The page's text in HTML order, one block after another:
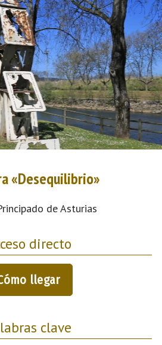
«Desequilibrio»
de Asturias
directo
llegar
clave